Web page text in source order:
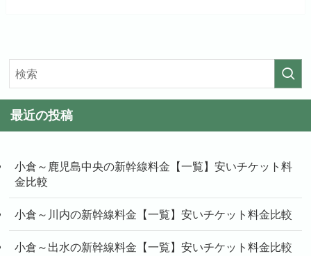
最近の投稿
小倉～鹿児島中央の新幹線料金【一覧】安いチケット料
金比較
小倉～川内の新幹線料金【一覧】安いチケット料金比較
小倉～出水の新幹線料金【一覧】安いチケット料金比較